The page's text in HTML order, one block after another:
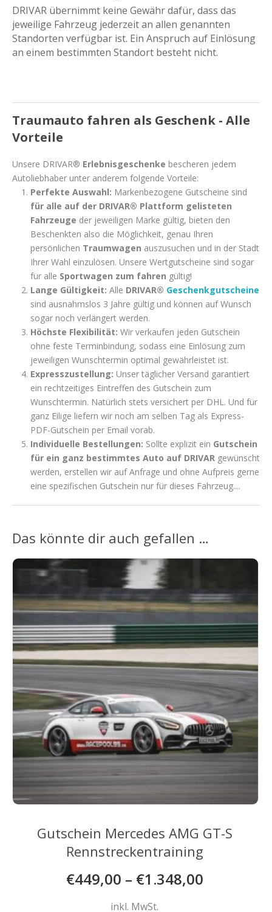
DRIVAR übernimmt keine Gewähr dafür, dass das
jeweilige Fahrzeug jederzeit an allen genannten
Standorten verfügbar ist. Ein Anspruch auf Einlösung
an einem bestimmten Standort besteht nicht.
Traumauto fahren als Geschenk - Alle
Vorteile
Unsere DRIVAR® Erlebnisgeschenke bescheren jedem
Autoliebhaber unter anderem folgende Vorteile:
Perfekte Auswahl: Markenbezogene Gutscheine sind
für alle auf der DRIVAR® Plattform gelisteten
Fahrzeuge der jeweiligen Marke gültig, bieten den
Beschenkten also die Möglichkeit, genau Ihren
persönlichen Traumwagen auszusuchen und in der Stadt
Ihrer Wahl einzulösen. Unsere Wertgutscheine sind sogar
für alle Sportwagen zum fahren gültig!
Lange Gültigkeit: Alle DRIVAR® Geschenkgutscheine
sind ausnahmslos 3 Jahre gültig und können auf Wunsch
sogar noch verlängert werden.
Höchste Flexibilität: Wir verkaufen jeden Gutschein
ohne feste Terminbindung, sodass eine Einlösung zum
jeweiligen Wunschtermin optimal gewährleistet ist.
Expresszustellung: Unser täglicher Versand garantiert
ein rechtzeitiges Eintreffen des Gutschein zum
Wunschtermin. Natürlich stets versichert per DHL. Und für
ganz Eilige liefern wir noch am selben Tag als Express-
PDF-Gutschein per Email vorab.
Individuelle Bestellungen: Sollte explizit ein Gutschein
für ein ganz bestimmtes Auto auf DRIVAR gewünscht
werden, erstellen wir auf Anfrage und ohne Aufpreis gerne
eine spezifischen Gutschein nur für dieses Fahrzeug....
Das könnte dir auch gefallen …
Gutschein Mercedes AMG GT-S
Rennstreckentraining
€449,00 – €1.348,00
inkl. MwSt.